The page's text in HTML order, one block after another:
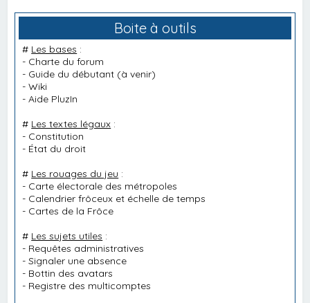
Boite à outils
# Les bases :
- Charte du forum
- Guide du débutant (à venir)
-Wiki
-Aide PluzIn
# Les textes légaux :
- Constitution
- État du droit
# Les rouages du jeu :
- Carte électorale des métropoles
- Calendrier frôceux et échelle de temps
- Cartes de la Frôce
# Les sujets utiles :
- Requêtes administratives
-Signaler une absence
- Bottin des avatars
- Registre des multicomptes